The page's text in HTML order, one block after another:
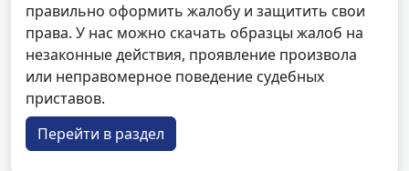
правильно оформить жалобу и защитить свои
права. У нас можно скачать образцы жалоб на
незаконные действия, проявление произвола
или неправомерное поведение судебных
приставов.
Перейти в раздел